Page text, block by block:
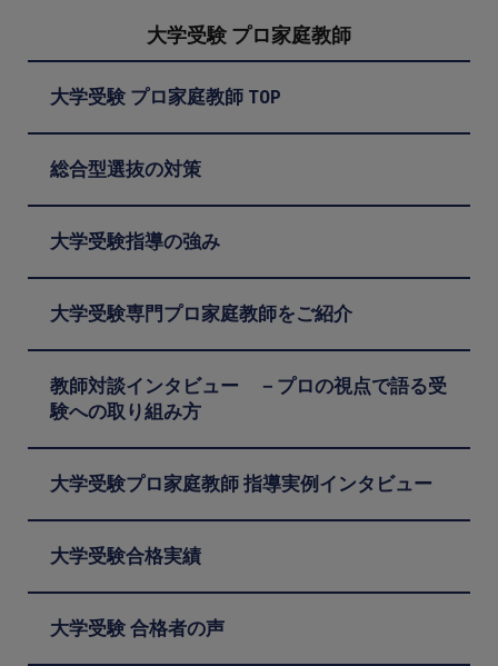
大学受験 プロ家庭教師
大学受験 プロ家庭教師 TOP
総合型選抜の対策
大学受験指導の強み
大学受験専門プロ家庭教師をご紹介
教師対談インタビュー －プロの視点で語る受
験への取り組み方
大学受験プロ家庭教師 指導実例インタビュー
大学受験合格実績
大学受験 合格者の声